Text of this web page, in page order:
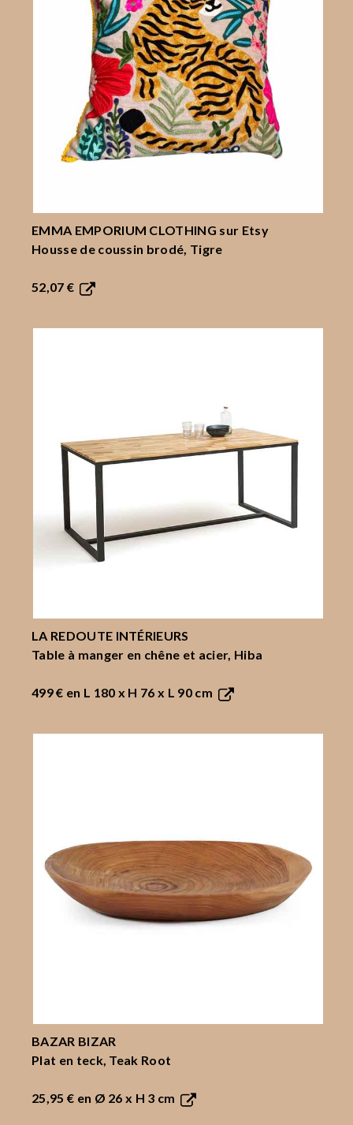
EMMA EMPORIUM CLOTHING sur Etsy
Housse de coussin brodé, Tigre
52,07 €
LA REDOUTE INTÉRIEURS
Table à manger en chêne et acier, Hiba
499 € en L 180 x H 76 x L 90 cm
BAZAR BIZAR
Plat en teck, Teak Root
25,95 € en Ø 26 x H 3 cm